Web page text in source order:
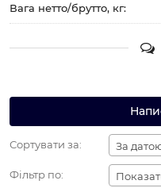
Вага нетто/брутто, кг:
Сортувати за: За
Фільтр по: